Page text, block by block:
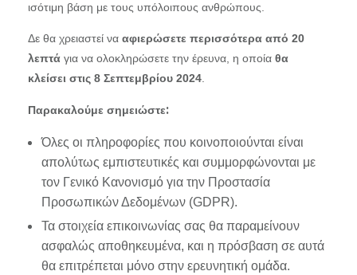
ισότιμη βάση με τους υπόλοιπους ανθρώπους.
Δε θα χρειαστεί να αφιερώσετε περισσότερα από 20
λεπτά για να ολοκληρώσετε την έρευνα, η οποία θα
κλείσει στις 8 Σεπτεμβρίου 2024
Παρακαλούμε σημειώστε:
Όλες οι πληροφορίες που κοινοποιούνται είναι
απολύτως εμπιστευτικές και συμμορφώνονται με
τον Γενικό Κανονισμό για την Προστασία
Προσωπικών Δεδομένων (GDPR).
Τα στοιχεία επικοινωνίας σας θα παραμείνουν
ασφαλώς αποθηκευμένα, και η πρόσβαση σε αυτά
θα επιτρέπεται μόνο στην ερευνητική ομάδα.